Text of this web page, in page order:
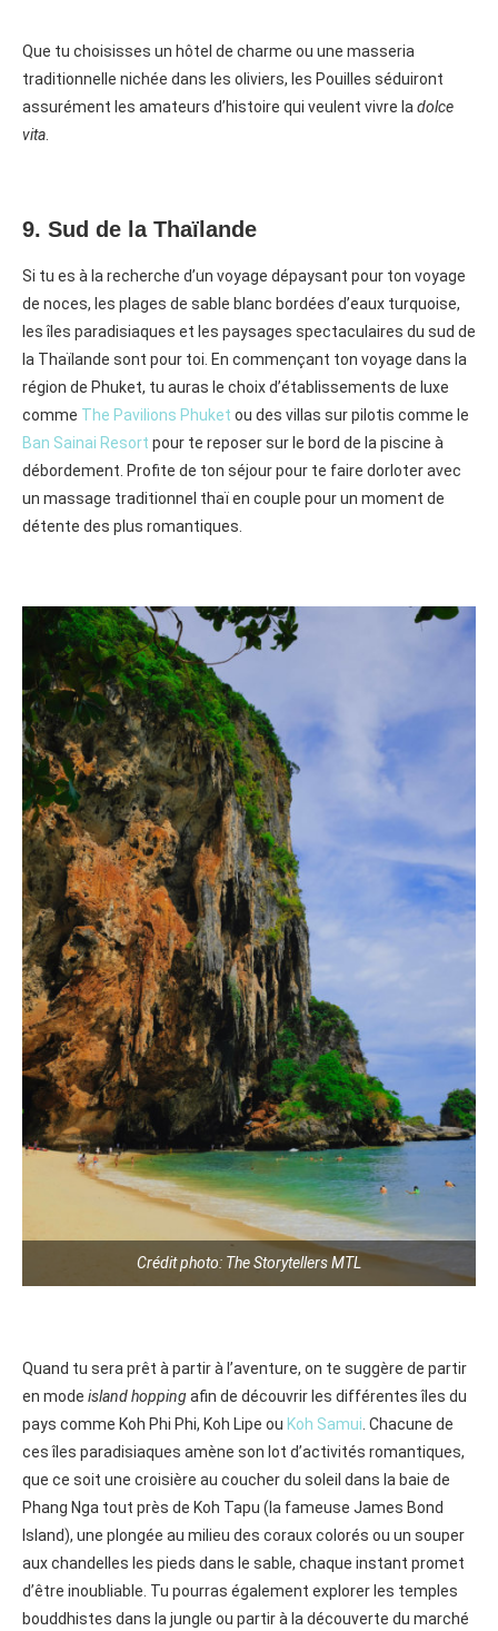
Que tu choisisses un hôtel de charme ou une masseria
traditionnelle nichée dans les oliviers, les Pouilles séduiront
assurément les amateurs d’histoire qui veulent vivre la dolce
vita
9. Sud de la Thaïlande
Si tu es à la recherche d’un voyage dépaysant pour ton voyage
de noces, les plages de sable blanc bordées d’eaux turquoise,
les îles paradisiaques et les paysages spectaculaires du sud de
la Thaïlande sont pour toi. En commençant ton voyage dans la
région de Phuket, tu auras le choix d’établissements de luxe
comme The Pavilions Phuket ou des villas sur pilotis comme le
Ban Sainai Resort pour te reposer sur le bord de la piscine à
débordement. Profite de ton séjour pour te faire dorloter avec
un massage traditionnel thaï en couple pour un moment de
détente des plus romantiques.
Crédit photo: The Storytellers MTL
Quand tu sera prêt à partir à l’aventure, on te suggère de partir
en mode island hoppingafin de découvrir les différentes îles du
pays comme Koh Phi Phi, Koh Lipe ou Koh Samui . Chacune de
ces îles paradisiaques amène son lot d’activités romantiques,
que ce soit une croisière au coucher du soleil dans la baie de
Phang Nga tout près de Koh Tapu (la fameuse James Bond
Island), une plongée au milieu des coraux colorés ou un souper
aux chandelles les pieds dans le sable, chaque instant promet
d’être inoubliable. Tu pourras également explorer les temples
bouddhistes dans la jungle ou partir à la découverte du marché